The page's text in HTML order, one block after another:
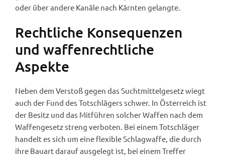
oder über andere Kanäle nach Kärnten gelangte.
Rechtliche Konsequenzen
und waffenrechtliche
Aspekte
Neben dem Verstoß gegen das Suchtmittelgesetz wiegt
auch der Fund des Totschlägers schwer. In Österreich ist
der Besitz und das Mitführen solcher Waffen nach dem
Waffengesetz streng verboten. Bei einem Totschläger
handelt es sich um eine flexible Schlagwaffe, die durch
ihre Bauart darauf ausgelegt ist, bei einem Treffer